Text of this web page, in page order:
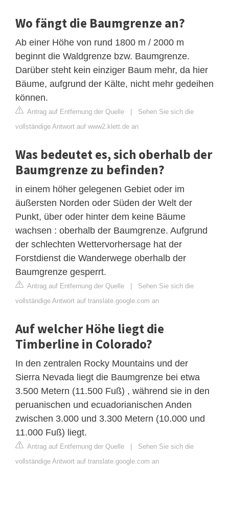
Wo fängt die Baumgrenze an?
Ab einer Höhe von rund 1800 m / 2000 m
beginnt die Waldgrenze bzw. Baumgrenze.
Darüber steht kein einziger Baum mehr, da hier
Bäume, aufgrund der Kälte, nicht mehr gedeihen
können.
Antrag auf Entfernung der Quelle | Sehen Sie sich die
vollständige Antwort auf www2.klett.de an
Was bedeutet es, sich oberhalb der
Baumgrenze zu befinden?
in einem höher gelegenen Gebiet oder im
äußersten Norden oder Süden der Welt der
Punkt, über oder hinter dem keine Bäume
wachsen : oberhalb der Baumgrenze. Aufgrund
der schlechten Wettervorhersage hat der
Forstdienst die Wanderwege oberhalb der
Baumgrenze gesperrt.
Antrag auf Entfernung der Quelle | Sehen Sie sich die
vollständige Antwort auf translate.google.com an
Auf welcher Höhe liegt die
Timberline in Colorado?
In den zentralen Rocky Mountains und der
Sierra Nevada liegt die Baumgrenze bei etwa
3.500 Metern (11.500 Fuß) , während sie in den
peruanischen und ecuadorianischen Anden
zwischen 3.000 und 3.300 Metern (10.000 und
11.000 Fuß) liegt.
Antrag auf Entfernung der Quelle | Sehen Sie sich die
vollständige Antwort auf translate.google.com an